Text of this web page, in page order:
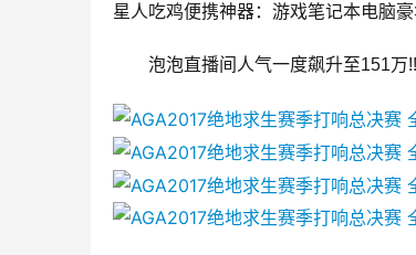
星人吃鸡便携神器：游戏笔记本电脑
泡泡直播间人气一度飙升至151万!!